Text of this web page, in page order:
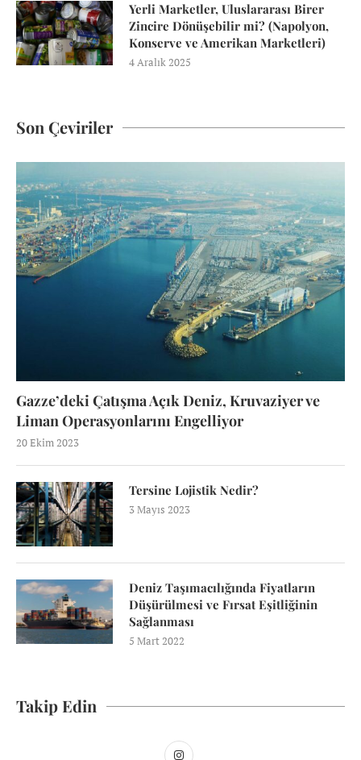
Yerli Marketler, Uluslararası Birer
Zincire Dönüşebilir mi? (Napolyon,
Konserve ve Amerikan Marketleri)
4 Aralık 2025
Son Çeviriler
Gazze’deki Çatışma Açık Deniz, Kruvaziyer ve
Liman Operasyonlarını Engelliyor
20 Ekim 2023
Tersine Lojistik Nedir?
3 Mayıs 2023
Deniz Taşımacılığında Fiyatların
Düşürülmesi ve Fırsat Eşitliğinin
Sağlanması
5 Mart 2022
Takip Edin